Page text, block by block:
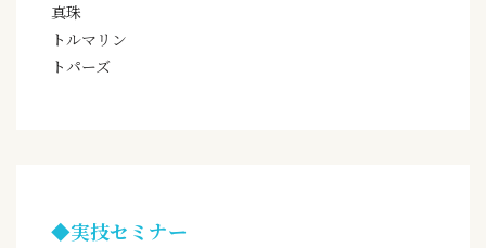
真珠
トルマリン
トパーズ
◆実技セミナー